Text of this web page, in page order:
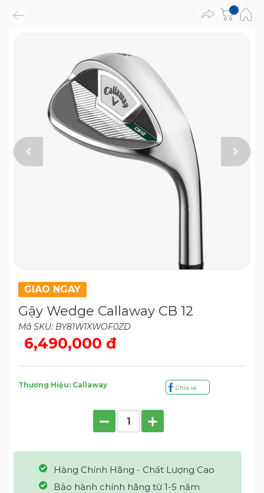
GIAO NGAY
Gậy Wedge Callaway CB 12
Mã SKU: BY81W1XWOF0ZD
6,490,000 đ
Thương Hiệu: Callaway Chia sẻ
Hàng Chính Hãng - Chất Lượng Cao
Bảo hành chính hãng từ 1-5 năm